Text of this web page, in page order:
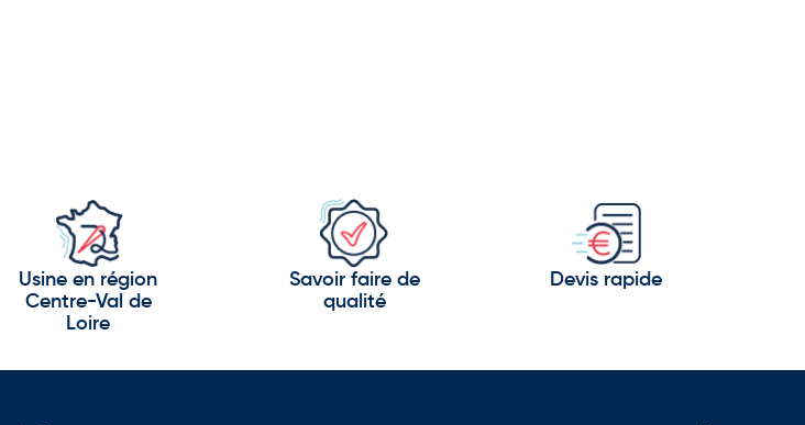
Usine en région
Centre-Val de
Loire
Savoir faire de
qualité
Devis rapide